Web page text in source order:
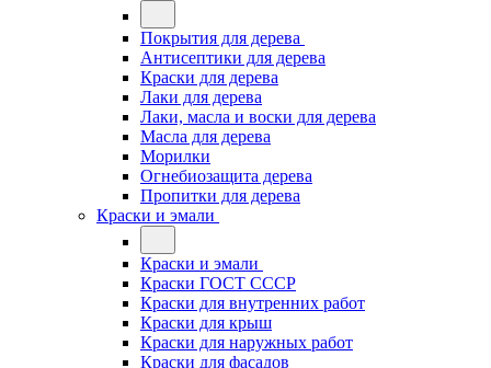
Покрытия для дерева
Антисептики для дерева
Краски для дерева
Лаки для дерева
Лаки, масла и воски для дерева
Масла для дерева
Морилки
Огнебиозащита дерева
Пропитки для дерева
Краски и эмали
Краски и эмали
Краски ГОСТ СССР
Краски для внутренних работ
Краски для крыш
Краски для наружных работ
Краски для фасадов